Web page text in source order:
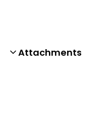
Attachments